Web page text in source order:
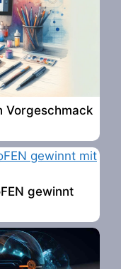
Vorgeschmack
gewinnt